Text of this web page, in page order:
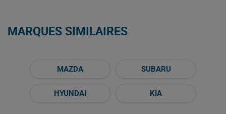
MARQUES SIMILAIRES
MAZDA SUBARU
HYUNDAI KIA